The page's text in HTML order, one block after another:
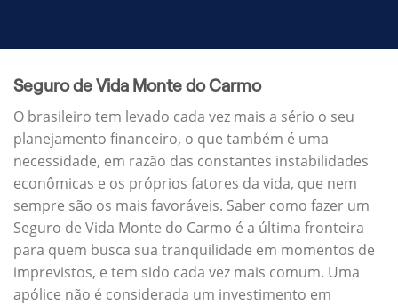
Seguro de Vida Monte do Carmo
O brasileiro tem levado cada vez mais a sério o seu
planejamento financeiro, o que também é uma
necessidade, em razão das constantes instabilidades
econômicas e os próprios fatores da vida, que nem
sempre são os mais favoráveis. Saber como fazer um
Seguro de Vida Monte do Carmo é a última fronteira
para quem busca sua tranquilidade em momentos de
imprevistos, e tem sido cada vez mais comum. Uma
apólice não é considerada um investimento em